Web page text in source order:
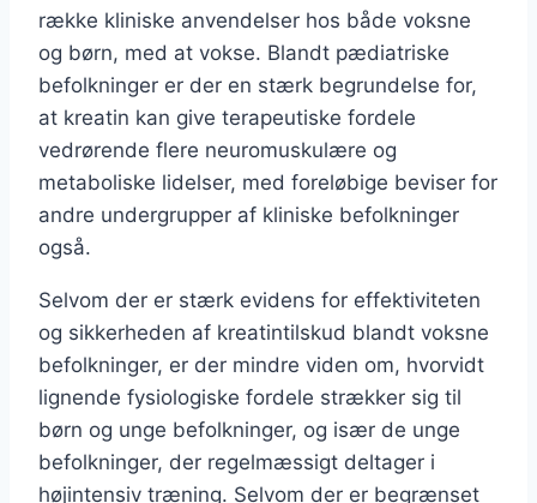
række kliniske anvendelser hos både voksne
og børn, med at vokse. Blandt pædiatriske
befolkninger er der en stærk begrundelse for,
at kreatin kan give terapeutiske fordele
vedrørende flere neuromuskulære og
metaboliske lidelser, med foreløbige beviser for
andre undergrupper af kliniske befolkninger
også.
Selvom der er stærk evidens for effektiviteten
og sikkerheden af kreatintilskud blandt voksne
befolkninger, er der mindre viden om, hvorvidt
lignende fysiologiske fordele strækker sig til
børn og unge befolkninger, og især de unge
befolkninger, der regelmæssigt deltager i
højintensiv træning. Selvom der er begrænset